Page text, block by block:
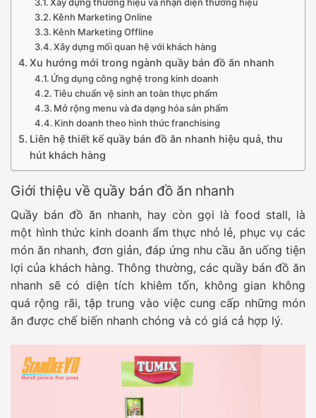
Xây dựng thương hiệu và nhận diện thương hiệu
Kênh Marketing Online
Kênh Marketing Offline
Xây dựng mối quan hệ với khách hàng
Xu hướng mới trong ngành quầy bán đồ ăn nhanh
Ứng dụng công nghệ trong kinh doanh
Tiêu chuẩn vệ sinh an toàn thực phẩm
Mở rộng menu và đa dạng hóa sản phẩm
Kinh doanh theo hình thức franchising
Liên hệ thiết kế quầy bán đồ ăn nhanh hiệu quả, thu
hút khách hàng
Giới thiệu về quầy bán đồ ăn nhanh
Quầy bán đồ ăn nhanh, hay còn gọi là food stall, là
một hình thức kinh doanh ẩm thực nhỏ lẻ, phục vụ các
món ăn nhanh, đơn giản, đáp ứng nhu cầu ăn uống tiện
lợi của khách hàng. Thông thường, các quầy bán đồ ăn
nhanh sẽ có diện tích khiêm tốn, không gian không
quá rộng rãi, tập trung vào việc cung cấp những món
ăn được chế biến nhanh chóng và có giá cả hợp lý.